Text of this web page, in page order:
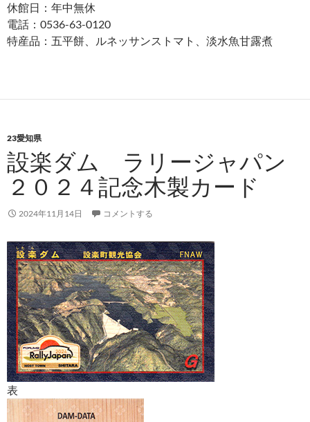
休館日：年中無休
電話：0536-63-0120
特産品：五平餅、ルネッサンストマト、淡水魚甘露煮
23愛知県
設楽ダム ラリージャパン
２０２４記念木製カード
2024年11月14日 コメントする
表